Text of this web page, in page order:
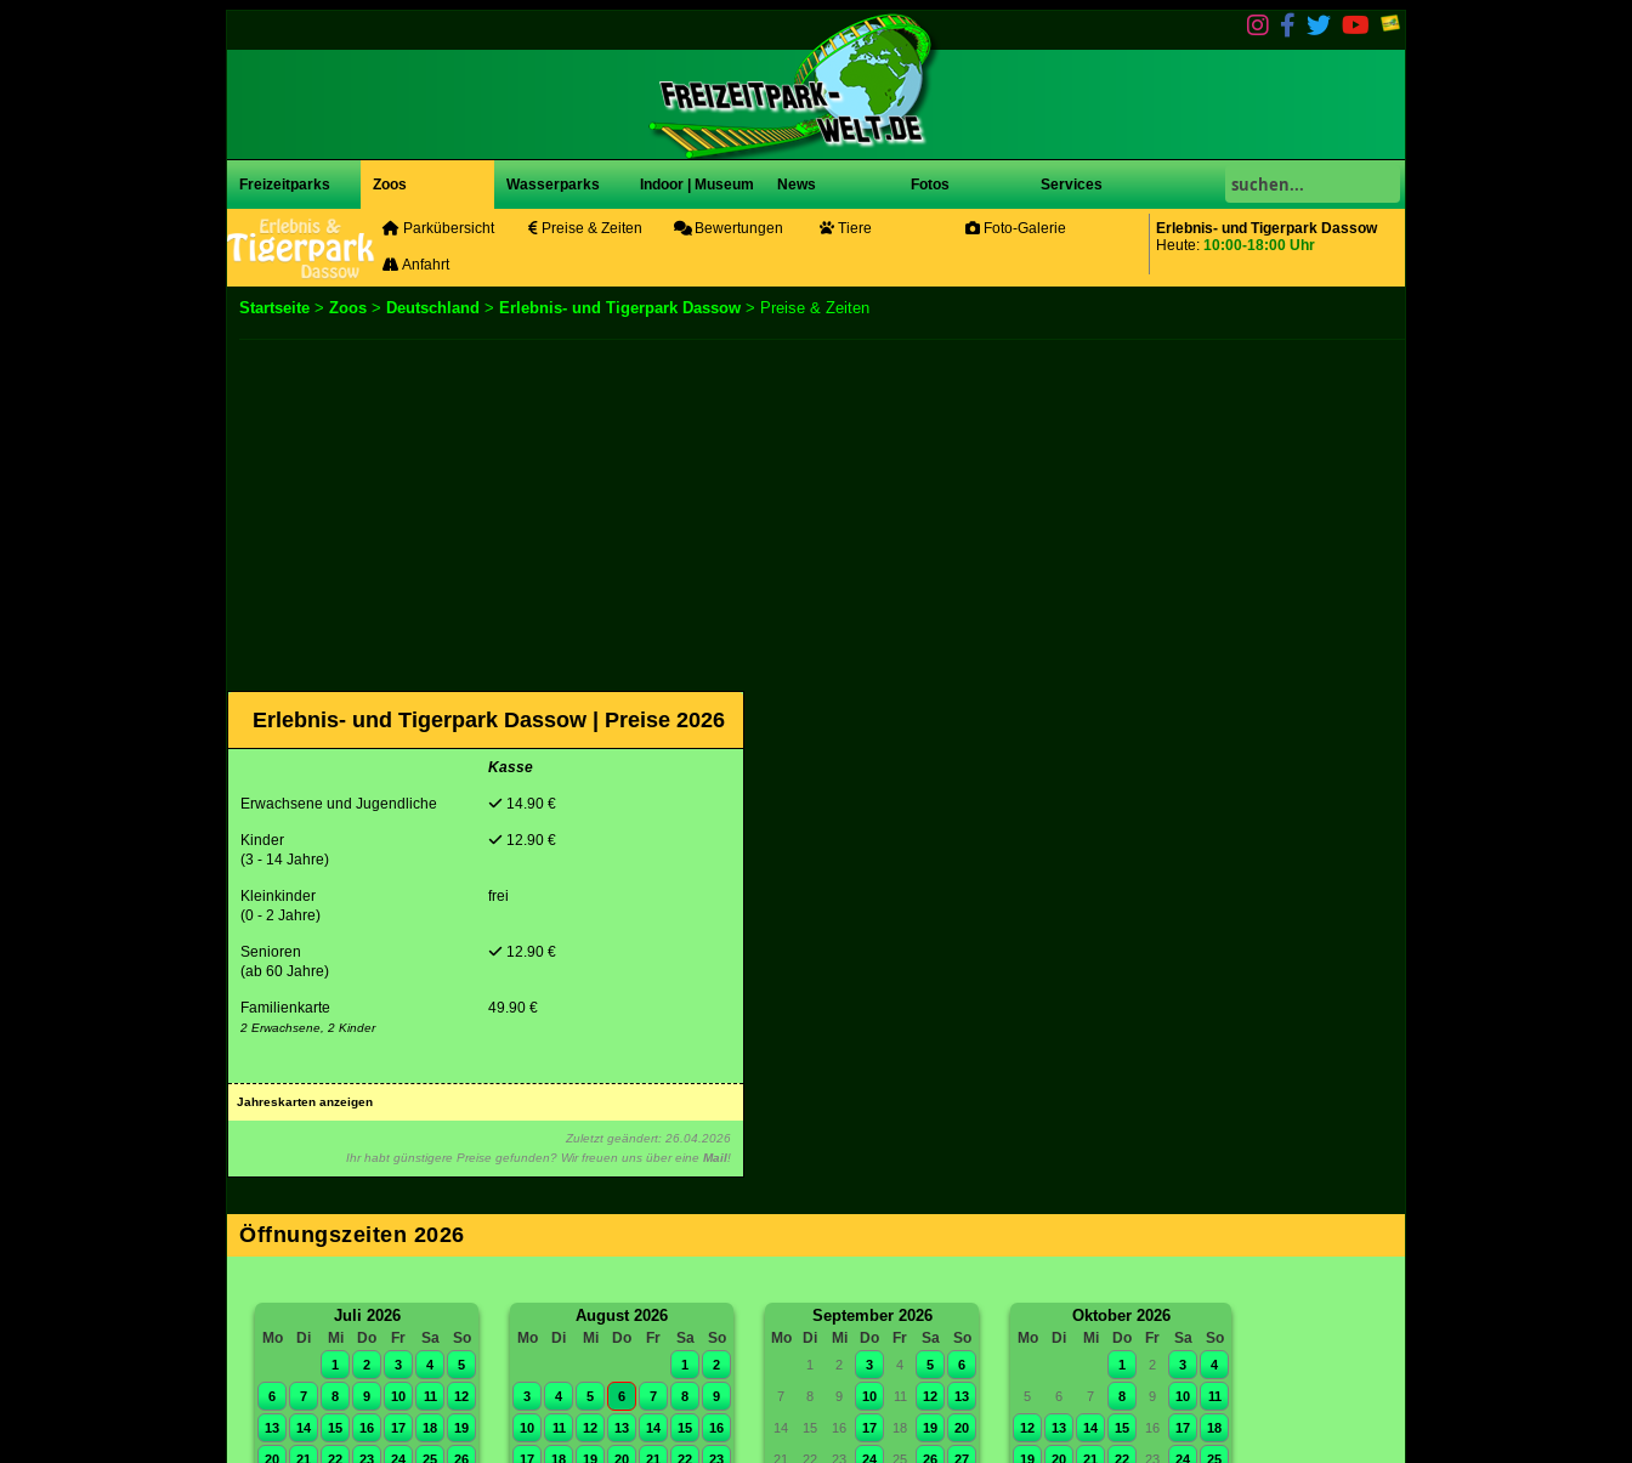
Freizeitparks Zoos Wasserparks Indoor | Museum News Fotos Services
Erlebnis- und Tigerpark Dassow
Heute: 10:00-18:00 Uhr
Parkübersicht Preise & Zeiten Bewertungen Tiere Foto-Galerie
Anfahrt
Startseite > Zoos > Deutschland > Erlebnis- und Tigerpark Dassow > Preise & Zeiten
Erlebnis- und Tigerpark Dassow | Preise 2026
Kasse
Erwachsene und Jugendliche 14.90 €
Kinder
(3 - 14 Jahre)
12.90 €
Kleinkinder
(0 - 2 Jahre)
frei
Senioren
(ab 60 Jahre)
12.90 €
Familienkarte
2 Erwachsene, 2 Kinder
49.90 €
Jahreskarten anzeigen
Zuletzt geändert: 26.04.2026
Ihr habt günstigere Preise gefunden? Wir freuen uns über eine Mail!
Öffnungszeiten 2026
Juli 2026
Mo Di Mi Do Fr Sa So
1 2 3 4 5
6 7 8 9 10 11 12
13 14 15 16 17 18 19
20 21 22 23 24 25 26
August 2026
Mo Di Mi Do Fr Sa So
1 2
3 4 5 6 7 8 9
10 11 12 13 14 15 16
17 18 19 20 21 22 23
September 2026
Mo Di Mi Do Fr Sa So
1 2 3 4 5 6
7 8 9 10 11 12 13
14 15 16 17 18 19 20
21 22 23 24 25 26 27
Oktober 2026
Mo Di Mi Do Fr Sa So
1 2 3 4
5 6 7 8 9 10 11
12 13 14 15 16 17 18
19 20 21 22 23 24 25